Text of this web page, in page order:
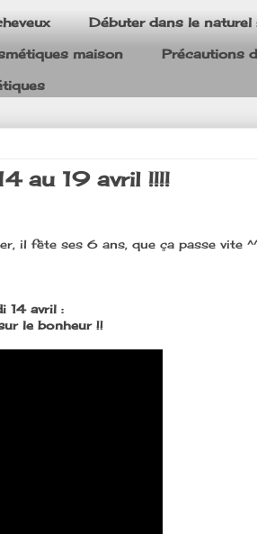
Débuter dans le naturel
maison Précautions
au 19 avril !!!!
il fête ses 6 ans, que ça passe vite
14 avril :
le bonheur !!